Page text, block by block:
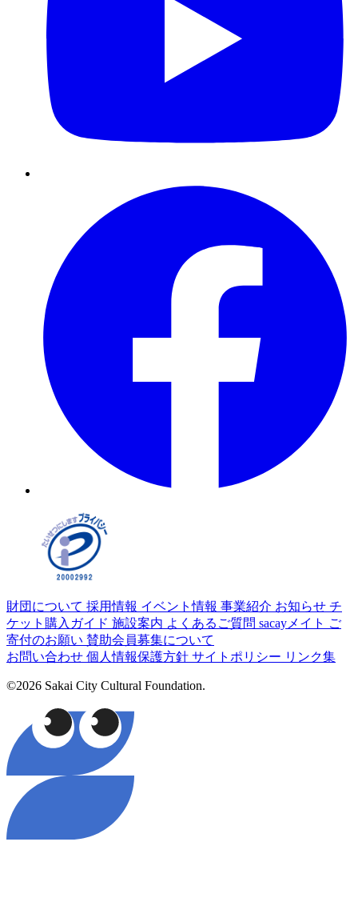
財団について 採用情報 イベント情報 事業紹介 お知らせ チ
ケット購入ガイド 施設案内 よくあるご質問 sacayメイト ご
寄付のお願い 賛助会員募集について
お問い合わせ 個人情報保護方針 サイトポリシー リンク集
©2026 Sakai City Cultural Foundation.